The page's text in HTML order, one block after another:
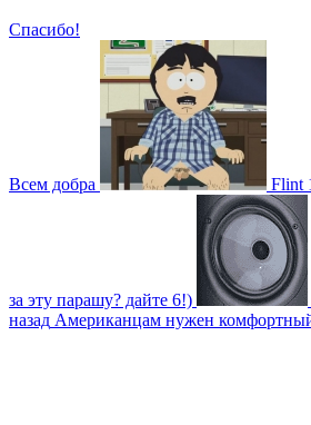
Спасибо!
Всем добра Flint
за эту парашу? дайте 6!)
назад Американцам нужен комфортный